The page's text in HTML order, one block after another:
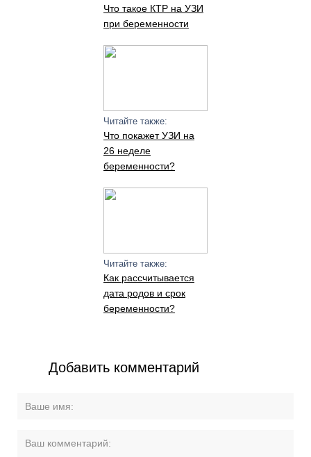
Что такое КТР на УЗИ
при беременности
Читайте также:
Что покажет УЗИ на
26 неделе
беременности?
Читайте также:
Как рассчитывается
дата родов и срок
беременности?
Добавить комментарий